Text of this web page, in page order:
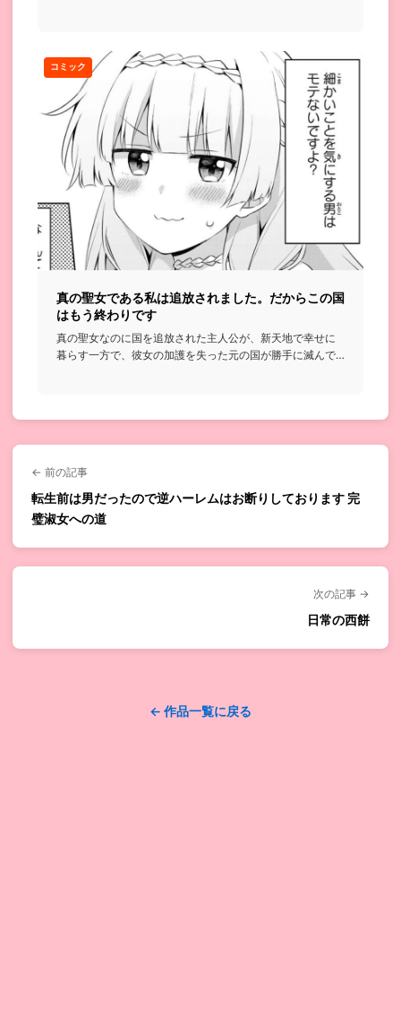
コミック
真の聖女である私は追放されました。だからこの国
はもう終わりです
真の聖女なのに国を追放された主人公が、新天地で幸せに
暮らす一方で、彼女の加護を失った元の国が勝手に滅んで
← 前の記事
転生前は男だったので逆ハーレムはお断りしております 完
璧淑女への道
次の記事 →
日常の西餅
← 作品一覧に戻る